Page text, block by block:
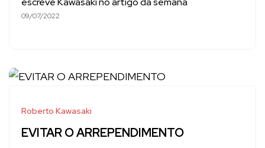
09/07/2022
Roberto Kawasaki
EVITAR O ARREPENDIMENTO